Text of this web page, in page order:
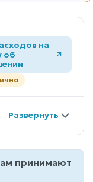
на
об
принимают